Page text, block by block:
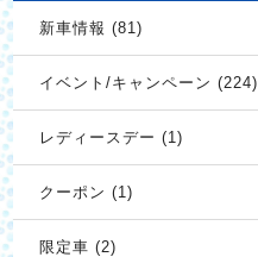
新車情報 (81)
イベント/キャンペーン (224)
レディースデー (1)
クーポン (1)
限定車 (2)